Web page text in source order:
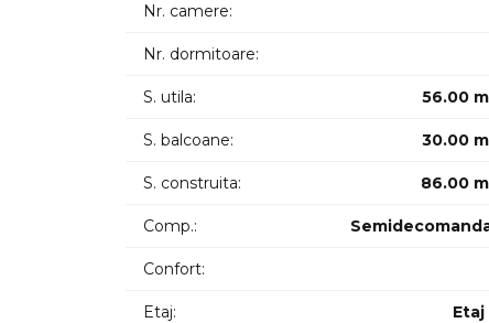
Nr. camere:
Nr. dormitoare:
S. utila: 56.00
S. balcoane: 30.00
S. construita: 86.00
Comp.:
Confort:
Etaj: Etaj